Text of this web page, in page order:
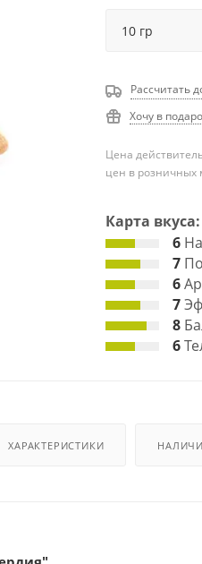
Рассчитать
Хочу в
Цена
цен в розничных
Карта вкуса:
6
7
6
7
8
6
ХАРАКТЕРИСТИКИ